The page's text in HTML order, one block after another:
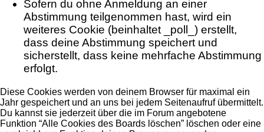
Sofern du ohne Anmeldung an einer
Abstimmung teilgenommen hast, wird ein
weiteres Cookie (beinhaltet _poll_) erstellt,
dass deine Abstimmung speichert und
sicherstellt, dass keine mehrfache Abstimmung
erfolgt.
Diese Cookies werden von deinem Browser für maximal ein
Jahr gespeichert und an uns bei jedem Seitenaufruf übermittelt.
Du kannst sie jederzeit über die im Forum angebotene
Funktion “Alle Cookies des Boards löschen” löschen oder eine